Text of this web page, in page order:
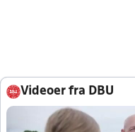
Videoer fra DBU